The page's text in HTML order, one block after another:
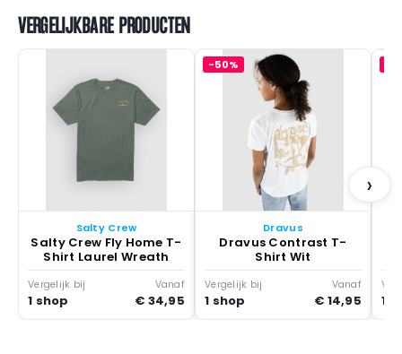
VERGELIJKBARE PRODUCTEN
Salty Crew
Salty Crew Fly Home T-
Shirt Laurel Wreath
Vergelijk bij
1 shop
Vanaf
€ 34,95
-50%
Dravus
Dravus Contrast T-
Shirt Wit
Vergelijk bij
1 shop
Vanaf
€ 14,95 1
›